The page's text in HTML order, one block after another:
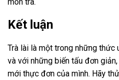
Kết luận
Trà lài là một trong những thức
và với những biến tấu đơn
mới thực đơn của mình. Hãy